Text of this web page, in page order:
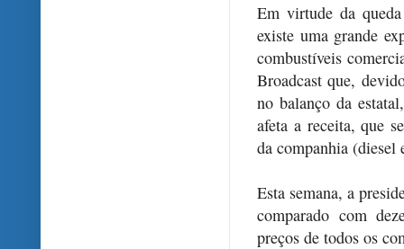
Em virtude da
existe uma grande
combustíveis
Broadcast que,
no balanço da
afeta a receita, que
da companhia (diesel
Esta semana, a
comparado com
preços de todos os